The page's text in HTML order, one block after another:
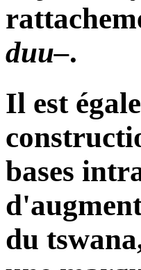
duu–.
Il est
bases
du